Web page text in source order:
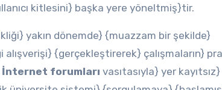
kitlesini} başka yere yöneltmiş}tir.
yakın dönemde} {muazzam bir şekilde}
{gerçekleştirerek} çalışmaların}
İnternet forumları vasıtasıyla} yer kayıtsız}